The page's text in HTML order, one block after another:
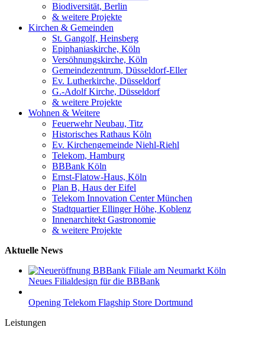
Biodiversität, Berlin
& weitere Projekte
Kirchen & Gemeinden
St. Gangolf, Heinsberg
Epiphaniaskirche, Köln
Versöhnungskirche, Köln
Gemeindezentrum, Düsseldorf-Eller
Ev. Lutherkirche, Düsseldorf
G.-Adolf Kirche, Düsseldorf
& weitere Projekte
Wohnen & Weitere
Feuerwehr Neubau, Titz
Historisches Rathaus Köln
Ev. Kirchengemeinde Niehl-Riehl
Telekom, Hamburg
BBBank Köln
Ernst-Flatow-Haus, Köln
Plan B, Haus der Eifel
Telekom Innovation Center München
Stadtquartier Ellinger Höhe, Koblenz
Innenarchitekt Gastronomie
& weitere Projekte
Aktuelle News
Neues Filialdesign für die BBBank
Opening Telekom Flagship Store Dortmund
Leistungen